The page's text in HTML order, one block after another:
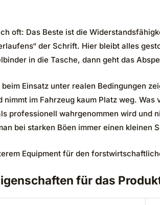
oft: Das Beste ist die
der Schrift. Hier bleibt alles
in die Tasche, dann geht das
Einsatz unter realen Bedingungen
nimmt im Fahrzeug kaum Platz weg.
professionell wahrgenommen wird und
bei starken Böen immer einen
Equipment für den
für das